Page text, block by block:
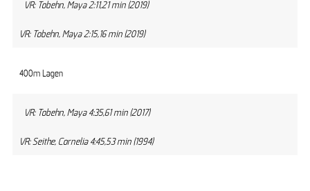
VR: Tobehn, Maya 2:11,21 min (2019)
VR: Tobehn, Maya 2:15,16 min (2019)
400m Lagen
VR: Tobehn, Maya 4:35,61 min (2017)
VR: Seithe, Cornelia 4:45,53 min (1994)